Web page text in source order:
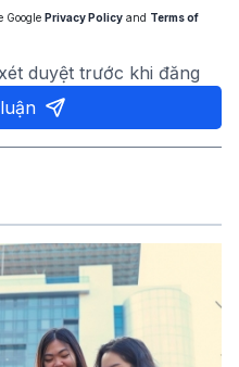
Google Privacy Policy and Terms of
duyệt trước khi đăng